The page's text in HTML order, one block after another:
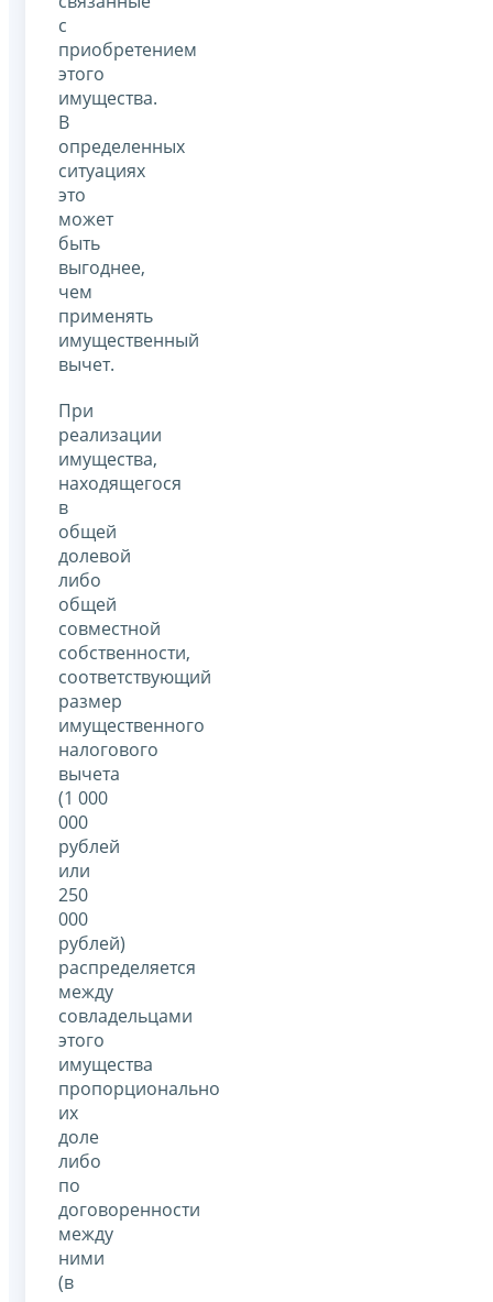
с
приобретением
этого
имущества.
В
определенных
ситуациях
это
может
быть
выгоднее,
чем
применять
имущественный
вычет.
При
реализации
имущества,
находящегося
в
общей
долевой
либо
общей
совместной
собственности,
соответствующий
размер
имущественного
налогового
вычета
(1 000
000
рублей
или
250
000
рублей)
распределяется
между
совладельцами
этого
имущества
пропорционально
их
доле
либо
по
договоренности
между
ними
(в